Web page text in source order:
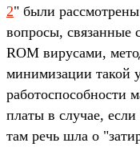
2" были рассмотрены
вопросы, связанные
ROM вирусами,
минимизации такой
работоспособности
платы в случае,
там речь шла о